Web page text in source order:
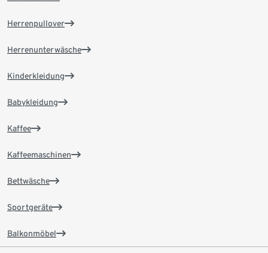
Herrenpullover
Herrenunterwäsche
Kinderkleidung
Babykleidung
Kaffee
Kaffeemaschinen
Bettwäsche
Sportgeräte
Balkonmöbel